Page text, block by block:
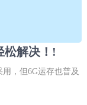
松解决！!
，但6G运存也普及